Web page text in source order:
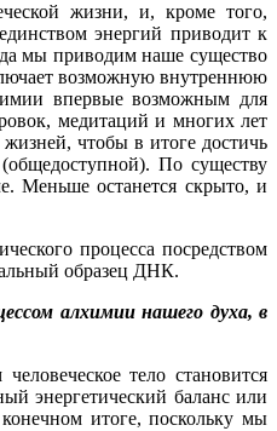
жизни, и, кроме того,
энергий приводит к
мы приводим наше существо
возможную внутреннюю
впервые возможным для
медитаций и многих лет
чтобы в итоге достичь
По существу
Меньше останется скрыто, и
процесса посредством
образец ДНК.
алхимии нашего духа, в
тело становится
энергетический баланс или
итоге, поскольку мы